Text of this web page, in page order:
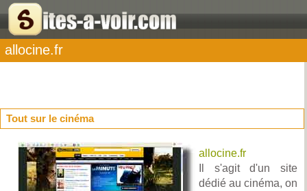
allocine.fr
Tout sur le cinéma
allocine.fr
Il s'agit d'un site
dédié au cinéma, on